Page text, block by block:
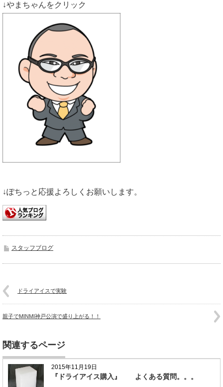
↓やまちゃんをクリック
↓ぽちっと応援よろしくお願いします。
スタッフブログ
ドライアイスで実験
親子でMINMI神戸公演で盛り上がる！！
関連するページ
2015年11月19日
『ドライアイス購入』 よくある質問。。。